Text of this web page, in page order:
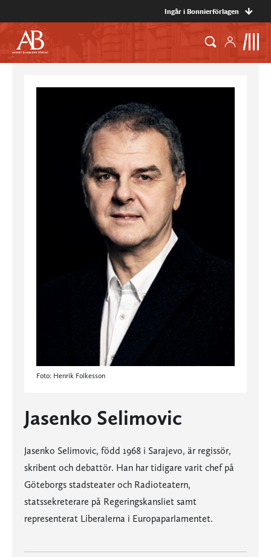
Ingår i Bonnierförlagen
Foto: Henrik Folkesson
Jasenko Selimovic
Jasenko Selimovic, född 1968 i Sarajevo, är regissör,
skribent och debattör. Han har tidigare varit chef på
Göteborgs stadsteater och Radioteatern,
statssekreterare på Regeringskansliet samt
representerat Liberalerna i Europaparlamentet.